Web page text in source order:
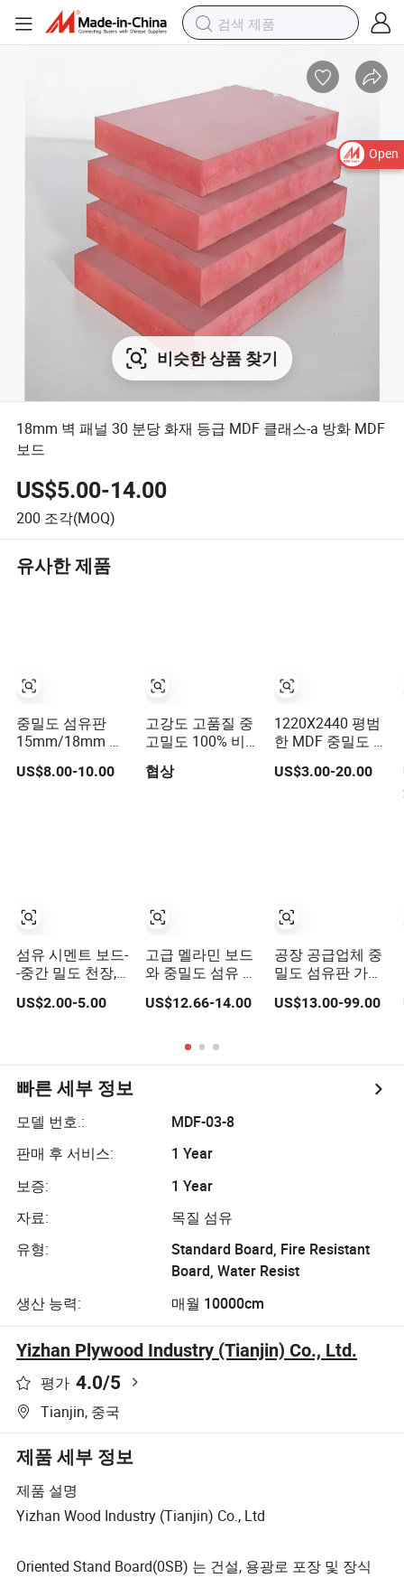
Open
비슷한 상품 찾기
18mm 벽 패널 30 분당 화재 등급 MDF 클래스-a 방화 MDF
보드
US$5.00-14.00
200 조각(MOQ)
유사한 제품
중밀도 섬유판
15mm/18mm 멜
라민 표면 평면
UV 방수 베니어
US$8.00-10.00
섬유 시멘트 보드-
-중간 밀도 천장,
US$2.00-5.00
고강도 고품질 중
고밀도 100% 비
석면 섬유 시멘트
보드
협상
고급 멜라민 보드
와 중밀도 섬유 코
사용됩니다
US$12.66-14.00
1220X2440 평범
한 MDF 중밀도 섬
유판 경쟁력 있는
가격의 옷장 및
US$3.00-20.00
공장 공급업체 중
밀도 섬유판 가구
한 최저가
US$13.00-99.00
빠른 세부 정보
모델 번호.:
MDF-03-8
판매 후 서비스:
1 Year
보증:
1 Year
자료:
목질 섬유
유형:
Standard Board, Fire Resistant
Board, Water Resist
생산 능력:
매월 10000cm
Yizhan Plywood Industry (Tianjin) Co., Ltd.
평가 4.0/5
Tianjin, 중국
제품 세부 정보
제품 설명
Yizhan Wood Industry (Tianjin) Co., Ltd
Oriented Stand Board(0SB) 는 건설, 용광로 포장 및 장식